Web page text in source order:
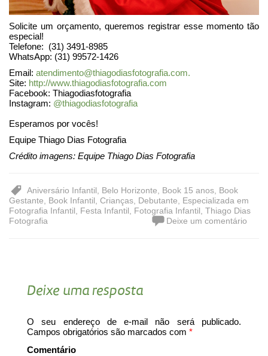
Solicite um orçamento, queremos registrar esse momento tão
especial!
Telefone: (31) 3491-8985
WhatsApp: (31) 99572-1426
Email: atendimento@thiagodiasfotografia.com.
Site: http://www.thiagodiasfotografia.com
Facebook: Thiagodiasfotografia
Instagram: @thiagodiasfotografia
Esperamos por vocês!
Equipe Thiago Dias Fotografia
Crédito imagens: Equipe Thiago Dias Fotografia
Aniversário Infantil, Belo Horizonte, Book 15 anos, Book
Gestante, Book Infantil, Crianças, Debutante, Especializada em
Fotografia Infantil, Festa Infantil, Fotografia Infantil, Thiago Dias
Fotografia
Deixe um comentário
Deixe uma resposta
O seu endereço de e-mail não será publicado.
Campos obrigatórios são marcados com *
Comentário